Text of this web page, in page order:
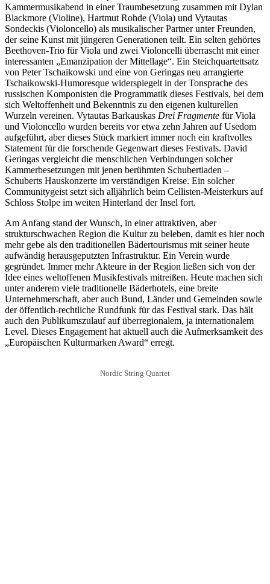
Kammermusikabend in einer Traumbesetzung zusammen mit Dylan
Blackmore (Violine), Hartmut Rohde (Viola) und Vytautas
Sondeckis (Violoncello) als musikalischer Partner unter Freunden,
der seine Kunst mit jüngeren Generationen teilt. Ein selten gehörtes
Beethoven-Trio für Viola und zwei Violoncelli überrascht mit einer
interessanten „Emanzipation der Mittellage“. Ein Steichquartettsatz
von Peter Tschaikowski und eine von Geringas neu arrangierte
Tschaikowski-Humoresque widerspiegelt in der Tonsprache des
russischen Komponisten die Programmatik dieses Festivals, bei dem
sich Weltoffenheit und Bekenntnis zu den eigenen kulturellen
Wurzeln vereinen. Vytautas Barkauskas Drei Fragmente für Viola
und Violoncello wurden bereits vor etwa zehn Jahren auf Usedom
aufgeführt, aber dieses Stück markiert immer noch ein kraftvolles
Statement für die forschende Gegenwart dieses Festivals. David
Geringas vergleicht die menschlichen Verbindungen solcher
Kammerbesetzungen mit jenen berühmten Schubertiaden –
Schuberts Hauskonzerte im verständigen Kreise. Ein solcher
Communitygeist setzt sich alljährlich beim Cellisten-Meisterkurs auf
Schloss Stolpe im weiten Hinterland der Insel fort.
Am Anfang stand der Wunsch, in einer attraktiven, aber
strukturschwachen Region die Kultur zu beleben, damit es hier noch
mehr gebe als den traditionellen Bädertourismus mit seiner heute
aufwändig herausgeputzten Infrastruktur. Ein Verein wurde
gegründet. Immer mehr Akteure in der Region ließen sich von der
Idee eines weltoffenen Musikfestivals mitreißen. Heute machen sich
unter anderem viele traditionelle Bäderhotels, eine breite
Unternehmerschaft, aber auch Bund, Länder und Gemeinden sowie
der öffentlich-rechtliche Rundfunk für das Festival stark. Das hält
auch den Publikumszulauf auf überregionalem, ja internationalem
Level. Dieses Engagement hat aktuell auch die Aufmerksamkeit des
„Europäischen Kulturmarken Award“ erregt.
Nordic String Quartet